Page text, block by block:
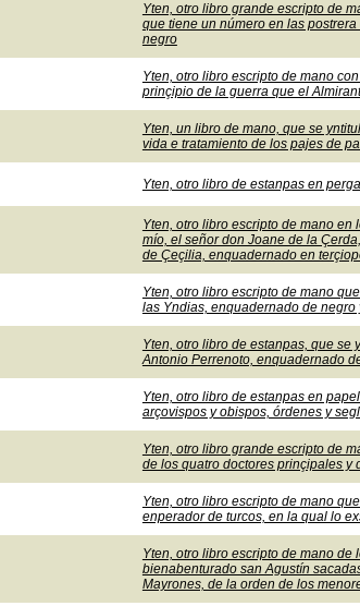
Yten, otro libro grande escripto de
que tiene un número en las
negro
Yten, otro libro escripto de mano
prinçipio de la guerra que el
Yten, un libro de mano, que se
vida e tratamiento de los pajes de
Yten, otro libro de estanpas en
Yten, otro libro escripto de mano
mío, el señor don Joane de la
de Çeçilia, enquadernado en
Yten, otro libro escripto de mano
las Yndias, enquadernado de negro
Yten, otro libro de estanpas, que se
Antonio Perrenoto, enquadernado
Yten, otro libro de estanpas en
arçovispos y obispos, órdenes y
Yten, otro libro grande escripto de
de los quatro doctores prinçipales y
Yten, otro libro escripto de mano
enperador de turcos, en la qual lo
Yten, otro libro escripto de mano
bienabenturado san Agustín
Mayrones, de la orden de los